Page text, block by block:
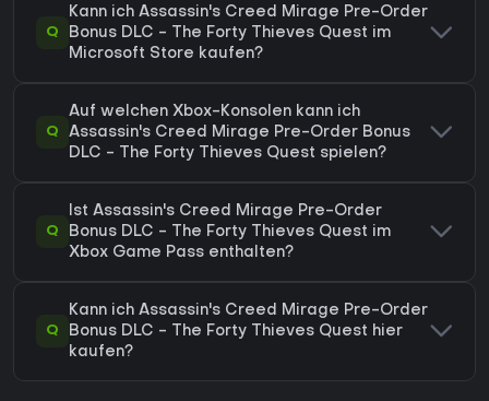
Q
Kann ich Assassin's Creed Mirage Pre-Order
Bonus DLC - The Forty Thieves Quest im
Microsoft Store kaufen?
Q
Auf welchen Xbox-Konsolen kann ich
Assassin's Creed Mirage Pre-Order Bonus
DLC - The Forty Thieves Quest spielen?
Q
Ist Assassin's Creed Mirage Pre-Order
Bonus DLC - The Forty Thieves Quest im
Xbox Game Pass enthalten?
Q
Kann ich Assassin's Creed Mirage Pre-Order
Bonus DLC - The Forty Thieves Quest hier
kaufen?